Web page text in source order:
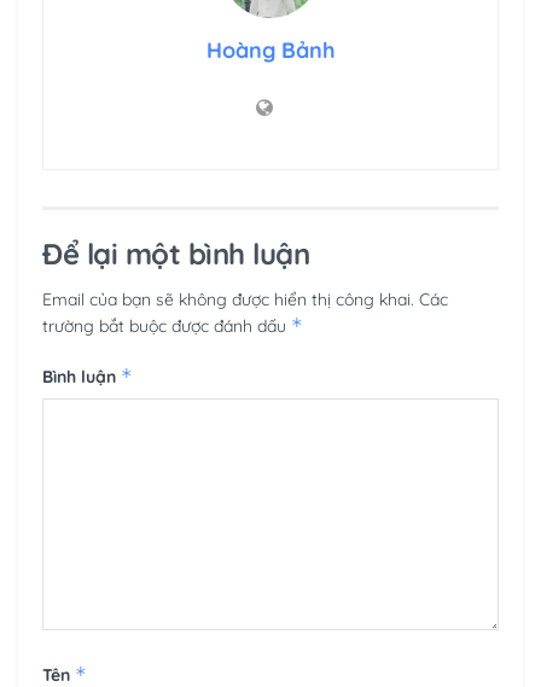
Hoàng Bảnh
Để lại một bình luận
Email của bạn sẽ không được hiển thị công khai. Các
trường bắt buộc được đánh dấu *
Bình luận *
Tên *